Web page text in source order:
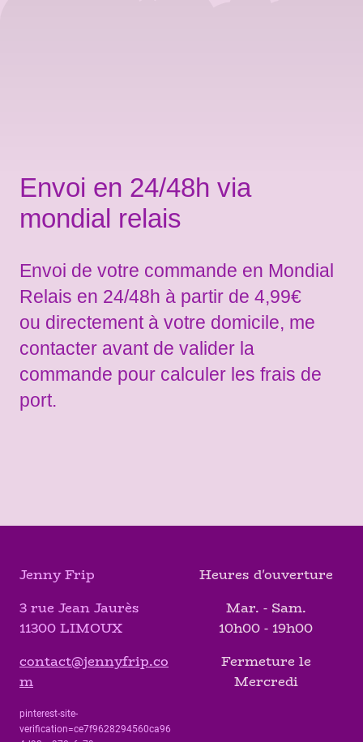
Envoi en 24/48h via
mondial relais
Envoi de votre commande en Mondial
Relais en 24/48h à partir de 4,99€
ou directement à votre domicile, me
contacter avant de valider la
commande pour calculer les frais de
port.
Jenny Frip
3 rue Jean Jaurès
11300 LIMOUX
contact@jennyfrip.co
m
pinterest-site-
verification=ce7f9628294560ca96
Heures d'ouverture
Mar. - Sam.
10h00 - 19h00
Fermeture le
Mercredi